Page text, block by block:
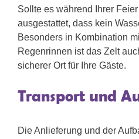
Sollte es während Ihrer
ausgestattet, dass kein
Besonders in Kombination
Regenrinnen ist das Zelt
sicherer Ort für Ihre Gäste.
Transport und
Die Anlieferung und der